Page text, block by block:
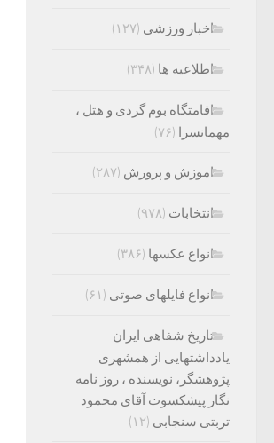
اخبار ورزشی (۱۲۷)
اطلاعیه ها (۳۴۸)
اقامتگاه بوم گردی و هتل ،
مهمانسرا (۷۶)
اموزش و پرورش (۲۸۷)
انتخابات (۹۷۸)
انواع عکسها (۳۸۶)
انواع فایلهای صوتی (۶۱)
تاریخ شفاهی ایران
یادداشتهایی از همشهری
پژوهشگر، نویسنده ، روز نامه
نگار پیشکسوت آقای محمود
تربتی سنجابی (۱۲)